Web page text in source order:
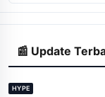
📰 Update
HYPE